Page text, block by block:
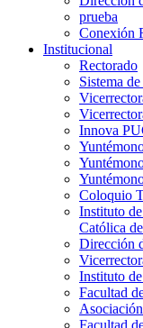
prueba
Conexión
Institucional
Rectorado
Sistema
Innova
Coloquio
Instituto
Católica
Dirección
Instituto
Facultad
Facultad